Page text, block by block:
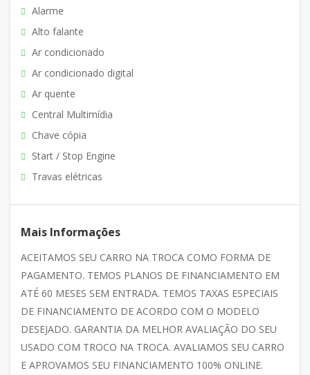
Alarme
Alto falante
Ar condicionado
Ar condicionado digital
Ar quente
Central Multimídia
Chave cópia
Start / Stop Engine
Travas elétricas
Mais Informações
ACEITAMOS SEU CARRO NA TROCA COMO FORMA DE
PAGAMENTO. TEMOS PLANOS DE FINANCIAMENTO EM
ATÉ 60 MESES SEM ENTRADA. TEMOS TAXAS ESPECIAIS
DE FINANCIAMENTO DE ACORDO COM O MODELO
DESEJADO. GARANTIA DA MELHOR AVALIAÇÃO DO SEU
USADO COM TROCO NA TROCA. AVALIAMOS SEU CARRO
E APROVAMOS SEU FINANCIAMENTO 100% ONLINE.